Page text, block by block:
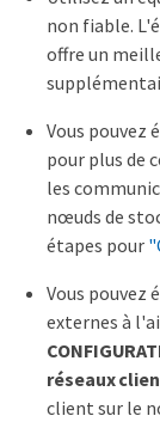
non fiable.
offre un
Vous pouvez
pour plus de
les
nœuds de
étapes pour
Vous pouvez
externes à
réseaux
client sur le